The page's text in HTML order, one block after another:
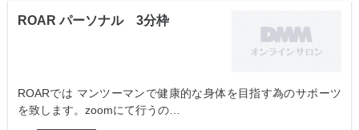
ROAR パーソナル 3分枠
ROARでは マンツーマンで健康的な身体を目指す為のサポーツ
を致します。zoomにて行うの…